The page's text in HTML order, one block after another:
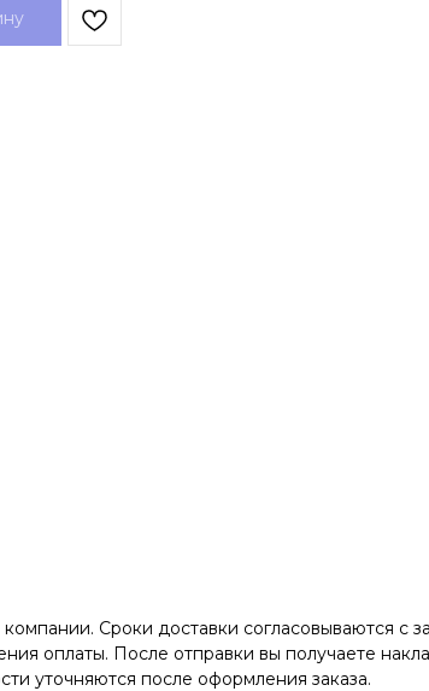
Сроки доставки согласовываются с
оплаты. После отправки вы получаете
уточняются после оформления заказа.